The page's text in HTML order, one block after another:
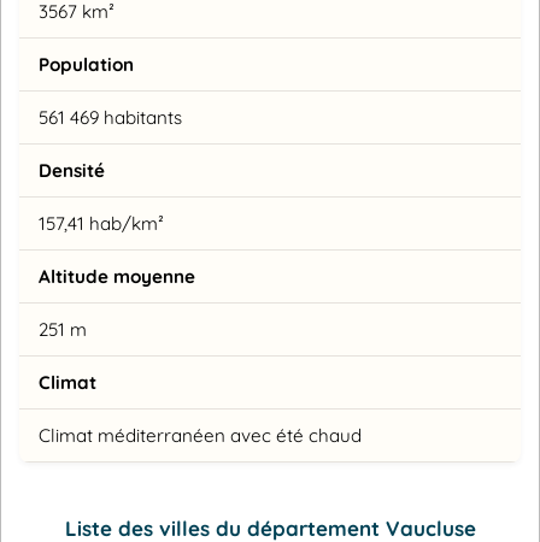
3567 km²
Population
561 469 habitants
Densité
157,41 hab/km²
Altitude moyenne
251 m
Climat
Climat méditerranéen avec été chaud
Liste des villes du département Vaucluse